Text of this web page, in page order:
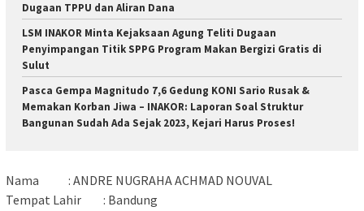
Dugaan TPPU dan Aliran Dana
LSM INAKOR Minta Kejaksaan Agung Teliti Dugaan
Penyimpangan Titik SPPG Program Makan Bergizi Gratis di
Sulut
Pasca Gempa Magnitudo 7,6 Gedung KONI Sario Rusak &
Memakan Korban Jiwa – INAKOR: Laporan Soal Struktur
Bangunan Sudah Ada Sejak 2023, Kejari Harus Proses!
Nama : ANDRE NUGRAHA ACHMAD NOUVAL
Tempat Lahir : Bandung